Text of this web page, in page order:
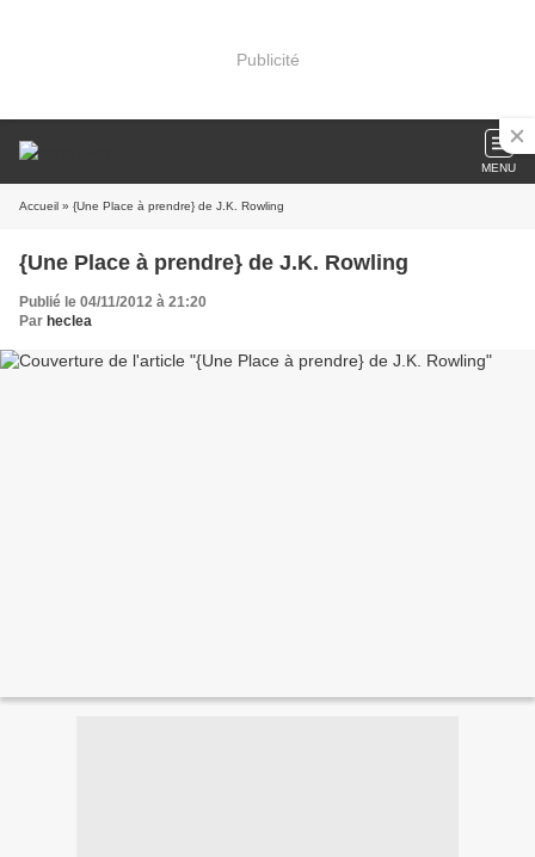
Publicité
MENU
Accueil » {Une Place à prendre} de J.K. Rowling
{Une Place à prendre} de J.K. Rowling
Publié le 04/11/2012 à 21:20
Par heclea